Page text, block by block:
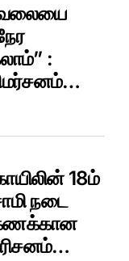
:
18ம்
நடை